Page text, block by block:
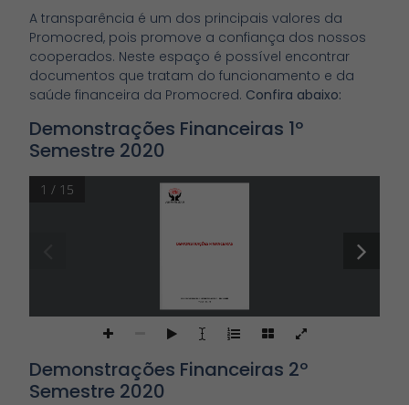
A transparência é um dos principais valores da
Promocred, pois promove a confiança dos nossos
cooperados. Neste espaço é possível encontrar
documentos que tratam do funcionamento e da
saúde financeira da Promocred. Confira abaixo:
Demonstrações Financeiras 1º
Semestre 2020
DEMONSTRAÇÕES FINANCEIRAS
1 / 15
Demonstrações Financeiras 2º
Semestre 2020